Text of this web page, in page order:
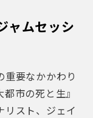
ャムセッシ
重要なかかわり
市の死と生』​​
リスト、ジェイ